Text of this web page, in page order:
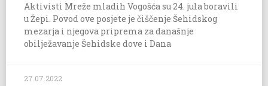
Aktivisti Mreže mladih Vogošća su 24. jula boravili
u Žepi. Povod ove posjete je čiščenje Šehidskog
mezarja i njegova priprema za današnje
obilježavanje Šehidske dove i Dana
27.07.2022